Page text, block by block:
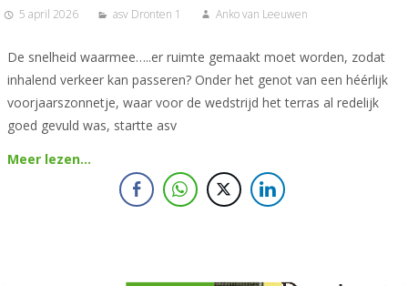
5 april 2026 asv Dronten 1 Anko van Leeuwen
De snelheid waarmee…..er ruimte gemaakt moet worden, zodat
inhalend verkeer kan passeren? Onder het genot van een héérlijk
voorjaarszonnetje, waar voor de wedstrijd het terras al redelijk
goed gevuld was, startte asv
Meer lezen…